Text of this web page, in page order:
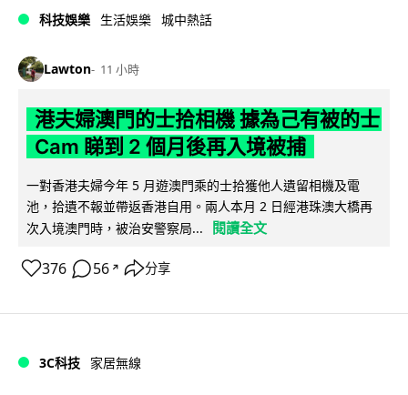
科技娛樂 生活娛樂 城中熱話
Lawton 11 小時
港夫婦澳門的士拾相機 據為己有被的士
Cam 睇到 2 個月後再入境被捕
一對香港夫婦今年 5 月遊澳門乘的士拾獲他人遺留相機及電
池，拾遺不報並帶返香港自用。兩人本月 2 日經港珠澳大橋再
次入境澳門時，被治安警察局...
閱讀全文
376 56 ↗ 分享
3C科技 家居無線